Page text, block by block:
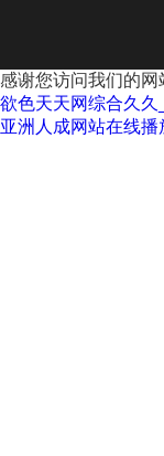
感谢您访问我们的网
欲色天天网综合久
亚洲人成网站在线播